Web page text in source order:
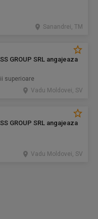
Sanandrei, TM
GROUP SRL angajeaza
superioare
Vadu Moldovei, SV
GROUP SRL angajeaza
Vadu Moldovei, SV